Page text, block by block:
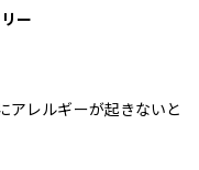
ー
アレルギーが起きないと